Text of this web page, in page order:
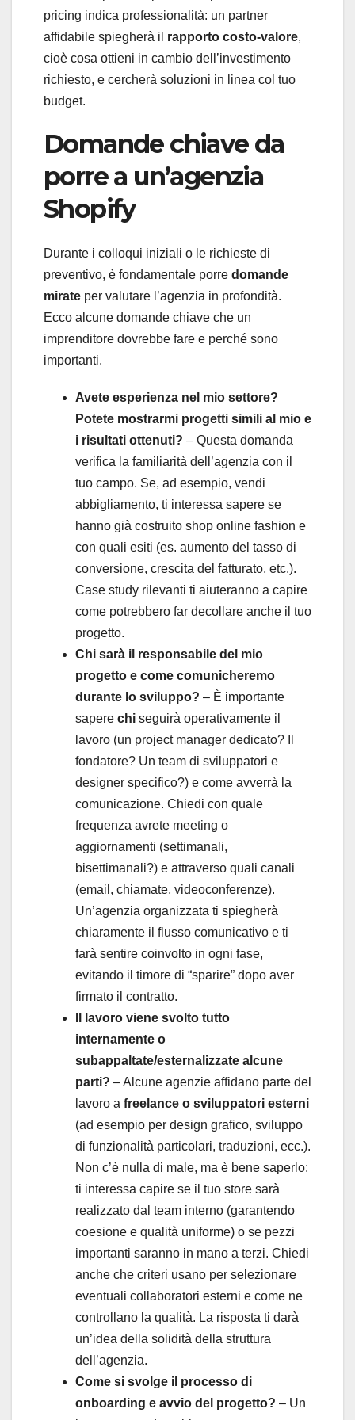
pricing indica professionalità: un partner
affidabile spiegherà il rapporto costo-valore,
cioè cosa ottieni in cambio dell’investimento
richiesto, e cercherà soluzioni in linea col tuo
budget.
Domande chiave da
porre a un’agenzia
Shopify
Durante i colloqui iniziali o le richieste di
preventivo, è fondamentale porre domande
mirate per valutare l’agenzia in profondità.
Ecco alcune domande chiave che un
imprenditore dovrebbe fare e perché sono
importanti.
Avete esperienza nel mio settore?
Potete mostrarmi progetti simili al mio e
i risultati ottenuti? – Questa domanda
verifica la familiarità dell’agenzia con il
tuo campo. Se, ad esempio, vendi
abbigliamento, ti interessa sapere se
hanno già costruito shop online fashion e
con quali esiti (es. aumento del tasso di
conversione, crescita del fatturato, etc.).
Case study rilevanti ti aiuteranno a capire
come potrebbero far decollare anche il tuo
progetto.
Chi sarà il responsabile del mio
progetto e come comunicheremo
durante lo sviluppo? – È importante
sapere chi seguirà operativamente il
lavoro (un project manager dedicato? Il
fondatore? Un team di sviluppatori e
designer specifico?) e come avverrà la
comunicazione. Chiedi con quale
frequenza avrete meeting o
aggiornamenti (settimanali,
bisettimanali?) e attraverso quali canali
(email, chiamate, videoconferenze).
Un’agenzia organizzata ti spiegherà
chiaramente il flusso comunicativo e ti
farà sentire coinvolto in ogni fase,
evitando il timore di “sparire” dopo aver
firmato il contratto.
Il lavoro viene svolto tutto
internamente o
subappaltate/esternalizzate alcune
parti? – Alcune agenzie affidano parte del
lavoro a freelance o sviluppatori esterni
(ad esempio per design grafico, sviluppo
di funzionalità particolari, traduzioni, ecc.).
Non c’è nulla di male, ma è bene saperlo:
ti interessa capire se il tuo store sarà
realizzato dal team interno (garantendo
coesione e qualità uniforme) o se pezzi
importanti saranno in mano a terzi. Chiedi
anche che criteri usano per selezionare
eventuali collaboratori esterni e come ne
controllano la qualità. La risposta ti darà
un’idea della solidità della struttura
dell’agenzia.
Come si svolge il processo di
onboarding e avvio del progetto? – Un